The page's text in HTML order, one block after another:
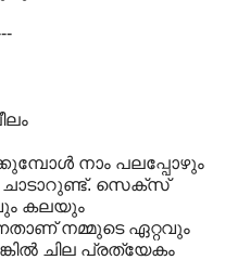
നാം പലപ്പോഴും
സെക്സ്
കലയും
നമ്മുടെ ഏറ്റവും
ചില പ്രത്യേകം